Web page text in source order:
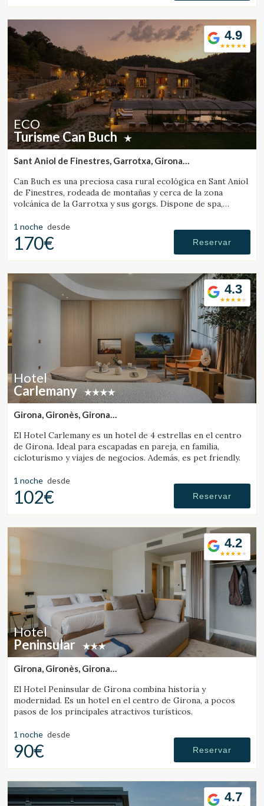
4.9
ECO
Turisme Can Buch
Sant Aniol de Finestres, Garrotxa, Girona
Can Buch es una preciosa casa rural ecológica en Sant Aniol
de Finestres, rodeada de montañas y cerca de la zona
volcánica de la Garrotxa y sus gorgs. Dispone de spa,
1 noche desde
170€ Reservar
4.3
Hotel
Carlemany
Girona, Gironès, Girona
El Hotel Carlemany es un hotel de 4 estrellas en el centro
de Girona. Ideal para escapadas en pareja, en familia,
cicloturismo y viajes de negocios. Además, es pet friendly.
1 noche desde
102€ Reservar
4.2
Hotel
Peninsular
Girona, Gironès, Girona
El Hotel Peninsular de Girona combina historia y
modernidad. Es un hotel en el centro de Girona, a pocos
pasos de los principales atractivos turísticos.
1 noche desde
90€ Reservar
4.7
Modificar cookies